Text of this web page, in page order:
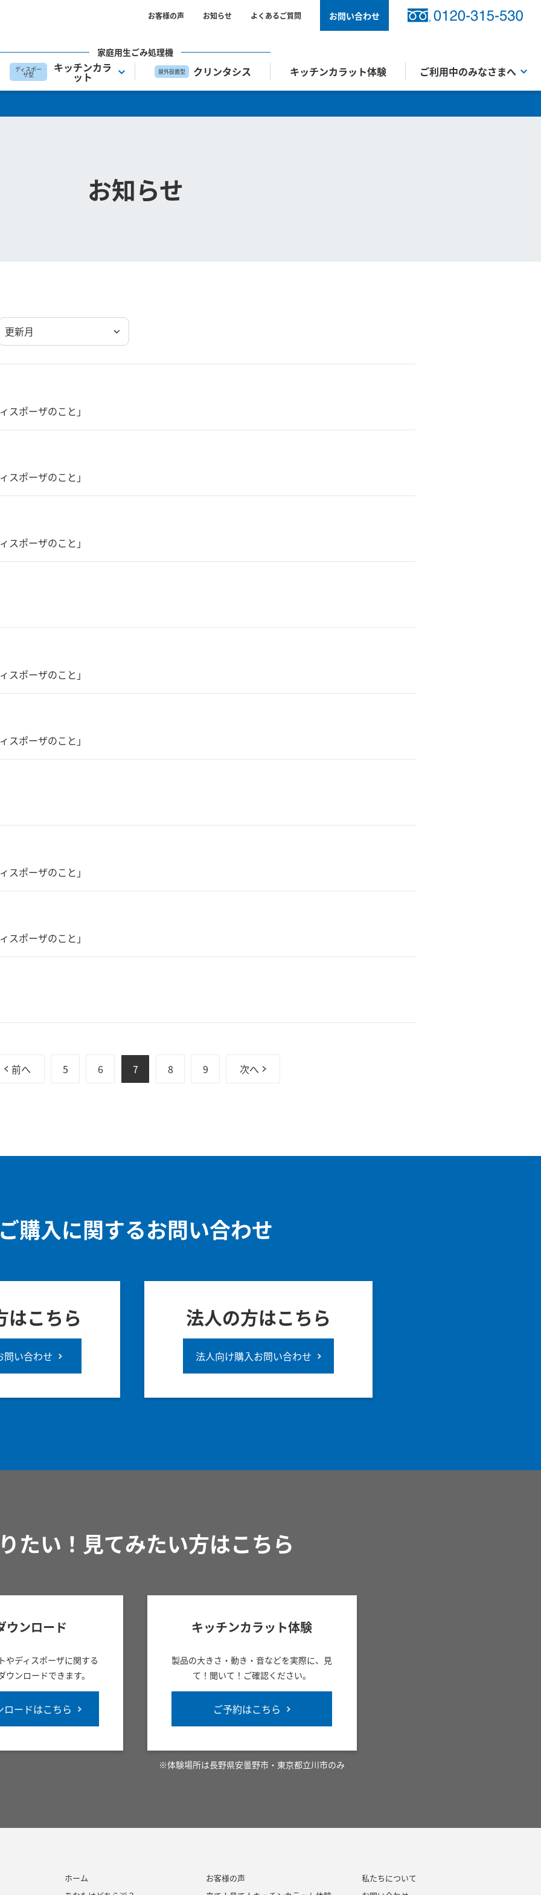
お客様の声 お知らせ よくあるご質問 お問い合わせ
家庭用生ごみ処理機
ディスポー
ザ型
キッチンカラ
ット 屋外設置型 クリンタシス キッチンカラット体験 ご利用中のみなさまへ
お知らせ
更新月
スポーザのこと」
スポーザのこと」
スポーザのこと」
スポーザのこと」
スポーザのこと」
スポーザのこと」
スポーザのこと」
前へ 5 6 7 8 9 次へ
購入に関するお問い合わせ
はこちら
問い合わせ
法人の方はこちら
法人向け購入お問い合わせ
たい！見てみたい方はこちら
ウンロード
やディスポーザに関する
ウンロードできます。
ロードはこちら
キッチンカラット体験
製品の大きさ・動き・音などを実際に、見
て！聞いて！ご確認ください。
ご予約はこちら
※体験場所は長野県安曇野市・東京都立川市のみ
ホーム
お客様の声
私たちについて